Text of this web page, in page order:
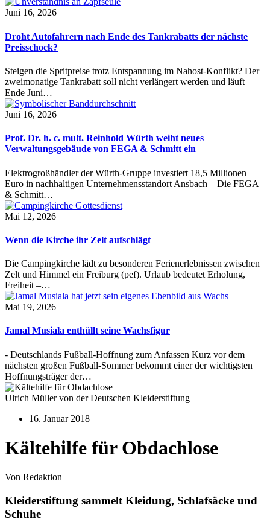
Juni 16, 2026
Droht Autofahrern nach Ende des Tankrabatts der nächste
Preisschock?
Steigen die Spritpreise trotz Entspannung im Nahost-Konflikt? Der
zweimonatige Tankrabatt soll nicht verlängert werden und läuft
Ende Juni…
Juni 16, 2026
Prof. Dr. h. c. mult. Reinhold Würth weiht neues
Verwaltungsgebäude von FEGA & Schmitt ein
Elektrogroßhändler der Würth-Gruppe investiert 18,5 Millionen
Euro in nachhaltigen Unternehmensstandort Ansbach – Die FEGA
& Schmitt…
Mai 12, 2026
Wenn die Kirche ihr Zelt aufschlägt
Die Campingkirche lädt zu besonderen Ferienerlebnissen zwischen
Zelt und Himmel ein Freiburg (pef). Urlaub bedeutet Erholung,
Freiheit –…
Mai 19, 2026
Jamal Musiala enthüllt seine Wachsfigur
- Deutschlands Fußball-Hoffnung zum Anfassen Kurz vor dem
nächsten großen Fußball-Sommer bekommt einer der wichtigsten
Hoffnungsträger der…
Ulrich Müller von der Deutschen Kleiderstiftung
16. Januar 2018
Kältehilfe für Obdachlose
Von Redaktion
Kleiderstiftung sammelt Kleidung, Schlafsäcke und
Schuhe